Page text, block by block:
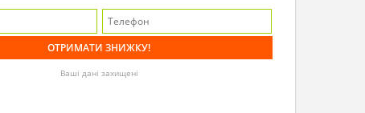
Ваші дані захищені